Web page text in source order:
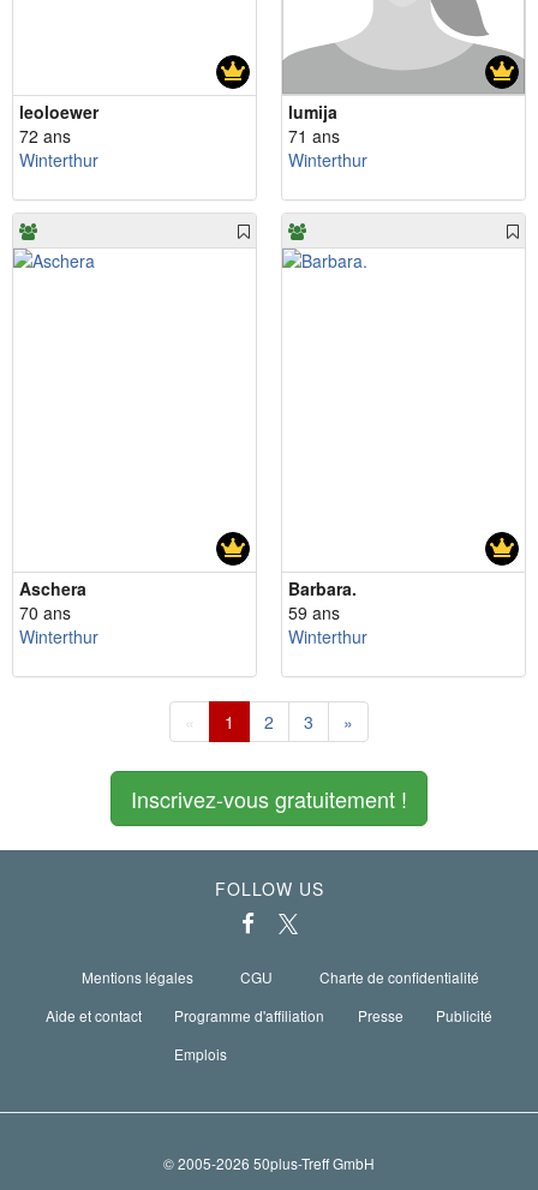
leoloewer
72 ans
Winterthur
lumija
71 ans
Winterthur
Aschera
70 ans
Winterthur
Barbara.
59 ans
Winterthur
« 1 2 3 »
Inscrivez-vous gratuitement !
FOLLOW US
Mentions légales CGU
Charte de confidentialité
Aide et contact
Programme d'affiliation Presse
Publicité
Emplois
© 2005-2026 50plus-Treff GmbH